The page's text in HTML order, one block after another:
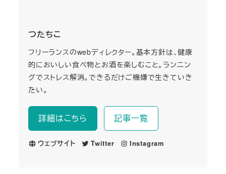
つたちこ
フリーランスのwebディレクター。基本方針は、健康
的においしい食べ物とお酒を楽しむこと。ランニン
グでストレス解消。できるだけご機嫌で生きていき
たい。
詳細はこちら 記事一覧
ウェブサイト Twitter Instagram